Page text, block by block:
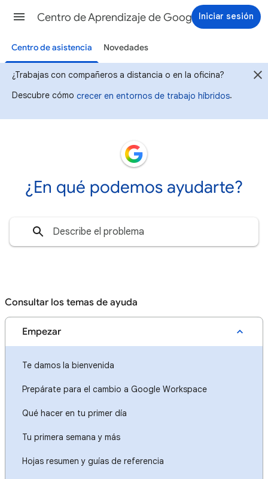
Centro de Aprendizaje de Google Workspace
Iniciar sesión
Centro de asistencia Novedades
¿Trabajas con compañeros a distancia o en la oficina?
Descubre cómo crecer en entornos de trabajo híbridos.
¿En qué podemos ayudarte?
Consultar los temas de ayuda
Empezar
Te damos la bienvenida
Prepárate para el cambio a Google Workspace
Qué hacer en tu primer día
Tu primera semana y más
Hojas resumen y guías de referencia